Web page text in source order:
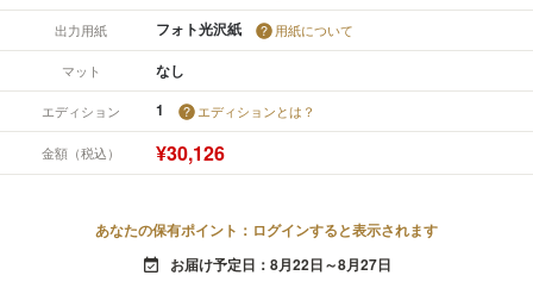
出力用紙 フォト光沢紙 用紙について
マット なし
エディション 1 エディションとは？
金額（税込） ¥30,126
あなたの保有ポイント：ログインすると表示されます
event_available お届け予定日：8月22日～8月27日